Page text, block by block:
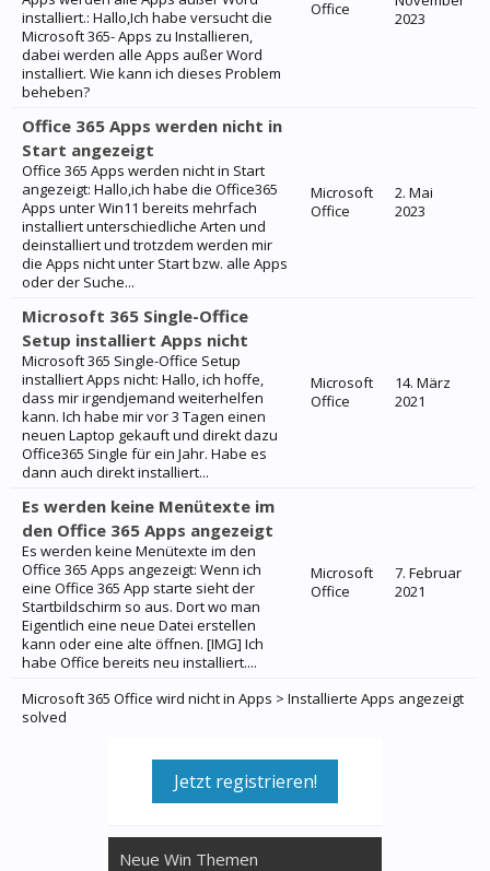
installiert.: Hallo,Ich habe versucht die
Microsoft 365- Apps zu Installieren,
dabei werden alle Apps außer Word
installiert. Wie kann ich dieses Problem
beheben?
Office
2023
Office 365 Apps werden nicht in
Start angezeigt
Office 365 Apps werden nicht in Start
angezeigt: Hallo,ich habe die Office365
Apps unter Win11 bereits mehrfach
installiert unterschiedliche Arten und
deinstalliert und trotzdem werden mir
die Apps nicht unter Start bzw. alle Apps
oder der Suche...
Microsoft
Office
2. Mai
2023
Microsoft 365 Single-Office
Setup installiert Apps nicht
Microsoft 365 Single-Office Setup
installiert Apps nicht: Hallo, ich hoffe,
dass mir irgendjemand weiterhelfen
kann. Ich habe mir vor 3 Tagen einen
neuen Laptop gekauft und direkt dazu
Office365 Single für ein Jahr. Habe es
dann auch direkt installiert...
Microsoft
Office
14. März
2021
Es werden keine Menütexte im
den Office 365 Apps angezeigt
Es werden keine Menütexte im den
Office 365 Apps angezeigt: Wenn ich
eine Office 365 App starte sieht der
Startbildschirm so aus. Dort wo man
Eigentlich eine neue Datei erstellen
kann oder eine alte öffnen. [IMG] Ich
habe Office bereits neu installiert....
Microsoft
Office
7. Februar
2021
Microsoft 365 Office wird nicht in Apps > Installierte Apps angezeigt
solved
Jetzt registrieren!
Neue Win Themen